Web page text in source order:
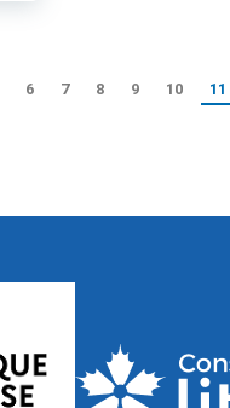
6 7 8 9 10 11